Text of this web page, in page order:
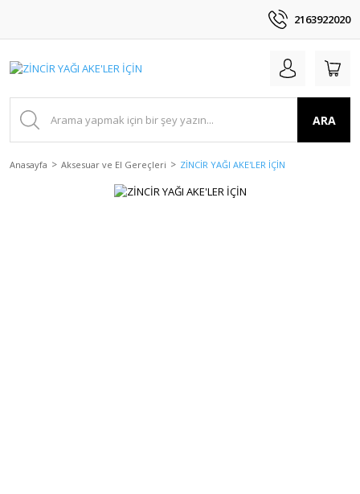
2163922020
ARA
Anasayfa Aksesuar ve El Gereçleri ZİNCİR YAĞI AKE'LER İÇİN